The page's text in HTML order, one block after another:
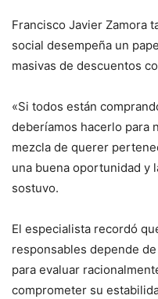
Francisco Javier Zamora
social desempeña un
masivas de descuentos
«Si todos están
deberíamos hacerlo para
mezcla de querer
una buena oportunidad y
sostuvo.
El especialista recordó
responsables depende
para evaluar
comprometer su